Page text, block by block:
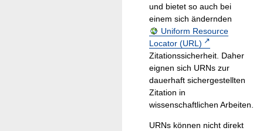
und bietet so auch bei
einem sich ändernden
Uniform Resource
Locator (URL)
Zitationssicherheit. Daher
eignen sich URNs zur
dauerhaft sichergestellten
Zitation in
wissenschaftlichen Arbeiten.
URNs können nicht direkt